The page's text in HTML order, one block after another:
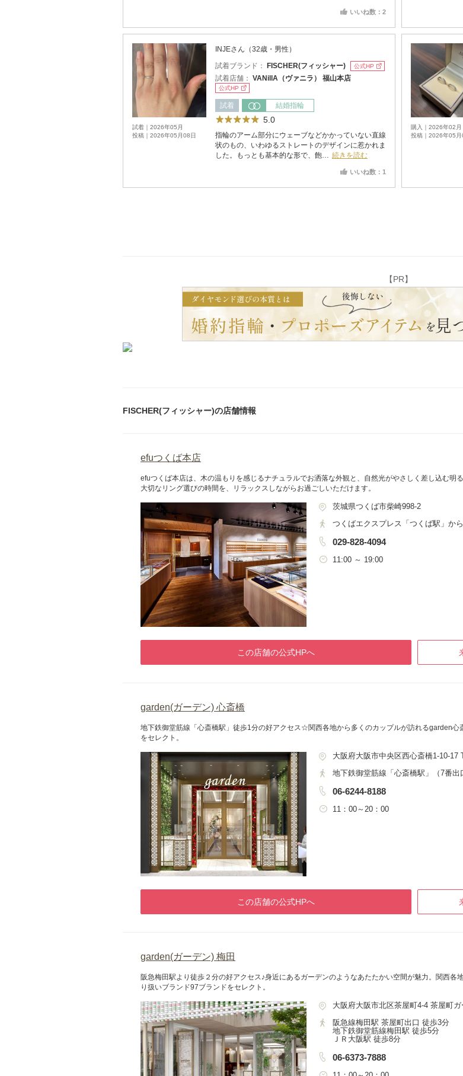
いいね数：2
試着｜2026年05月
投稿｜2026年05月08日
INJEさん（32歳・男性）
試着ブランド： FISCHER(フィッシャー) 公式HP
試着店舗： VANillA（ヴァニラ） 福山本店
公式HP
試着 結婚指輪
5.0
指輪のアーム部分にウェーブなどかかっていない直線
状のもの、いわゆるストレートのデザインに惹かれま
した。もっとも基本的な形で、飽… 続きを読む
いいね数：1
購入｜2026年02月
投稿｜2026年05月
【PR】
FISCHER(フィッシャー)の店舗情報
efuつくば本店
efuつくば本店は、木の温もりを感じるナチュラルでお洒落な外観と、自然光がやさしく差し込む明
大切なリング選びの時間を、リラックスしながらお過ごしいただけます。
茨城県つくば市柴崎998-2
つくばエクスプレス「つくば駅」か
029-828-4094
11:00 ～ 19:00
この店舗の公式HPへ
garden(ガーデン) 心斎橋
地下鉄御堂筋線「心斎橋駅」徒歩1分の好アクセス☆関西各地から多くのカップルが訪れるgarden
をセレクト。
大阪府大阪市中央区西心斎橋1-10-17
地下鉄御堂筋線「心斎橋駅」（7番出
06-6244-8188
11：00～20：00
この店舗の公式HPへ
garden(ガーデン) 梅田
阪急梅田駅より徒歩２分の好アクセス♪身近にあるガーデンのようなあたたかい空間が魅力。関西
り扱いブランド97ブランドをセレクト。
大阪府大阪市北区茶屋町4-4 茶屋町
阪急線梅田駅 茶屋町出口 徒歩3分
地下鉄御堂筋線梅田駅 徒歩5分
ＪＲ大阪駅 徒歩8分
06-6373-7888